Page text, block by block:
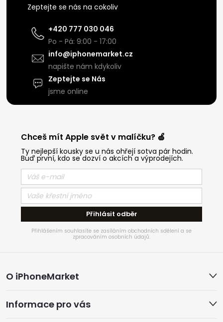
Zeptejte se nás na cokoliv
+420 777 030 046
Po - Pá: 9:00 - 17:00
info@iphonemarket.cz
napište nám kdykoliv
Zeptejte se Nás
jsme online
Chceš mít Apple svět v malíčku? 🍏
Ty nejlepší kousky se u nás ohřejí sotva pár hodin.
Buď první, kdo se dozví o akcích a výprodejích.
Přihlásit odběr
Přihlášením souhlasíte se zasíláním obchodních sdělení a se
zpracováním osobních údajů.
á
p
O iPhoneMarket
Informace pro vás